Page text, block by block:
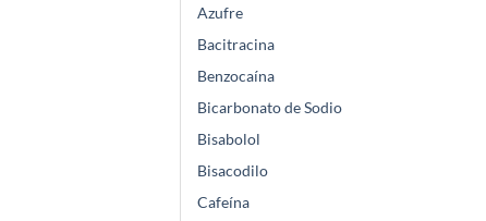
Azufre
Bacitracina
Benzocaína
Bicarbonato de Sodio
Bisabolol
Bisacodilo
Cafeína